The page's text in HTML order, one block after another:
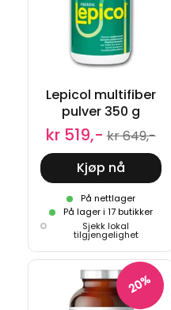
Lepicol multifiber
pulver 350 g
kr 519,- kr 649,-
Kjøp nå
På nettlager
På lager i 17 butikker
Sjekk lokal
tilgjengelighet
20%